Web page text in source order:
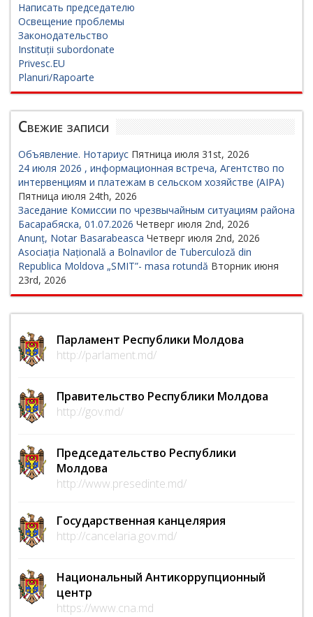
Написать председателю
Освещение проблемы
Законодательство
Instituții subordonate
Privesc.EU
Planuri/Rapoarte
Свежие записи
Объявление. Нотариус Пятница июля 31st, 2026
24 июля 2026 , информационная встреча, Агентство по
интервенциям и платежам в сельском хозяйстве (AIPA)
Пятница июля 24th, 2026
Заседание Комиссии по чрезвычайным ситуациям района
Басарабяска, 01.07.2026 Четверг июля 2nd, 2026
Anunț, Notar Basarabeasca Четверг июля 2nd, 2026
Asociația Națională a Bolnavilor de Tuberculoză din
Republica Moldova „SMIT”- masa rotundă Вторник июня
23rd, 2026
Парламент Республики Молдова
http://parlament.md/
Правительство Республики Молдова
http://gov.md/
Председательство Республики
Молдова
http://www.presedinte.md/
Государственная канцелярия
http://cancelaria.gov.md/
Национальный Антикоррупционный
центр
https://www.cna.md